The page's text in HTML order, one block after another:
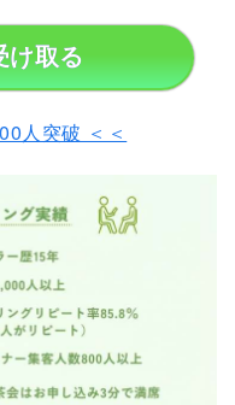
け取る
人突破 ＜＜